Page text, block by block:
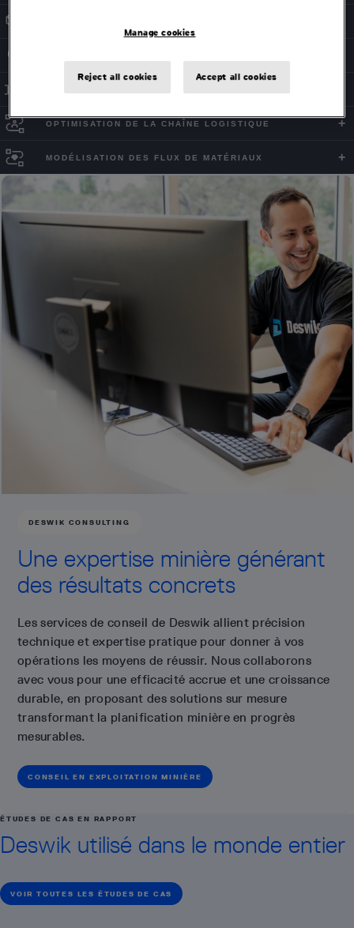
OPTIMISATION DE LA CHAÎNE LOGISTIQUE
MODÉLISATION DES FLUX DE MATÉRIAUX
DESWIK CONSULTING
Une expertise minière générant
des résultats concrets
Les services de conseil de Deswik allient précision
technique et expertise pratique pour donner à vos
opérations les moyens de réussir. Nous collaborons
avec vous pour une efficacité accrue et une croissance
durable, en proposant des solutions sur mesure
transformant la planification minière en progrès
mesurables.
CONSEIL EN EXPLOITATION MINIÈRE
ÉTUDES DE CAS EN RAPPORT
Deswik utilisé dans le monde entier
VOIR TOUTES LES ÉTUDES DE CAS
Manage cookies
Reject all cookies Accept all cookies